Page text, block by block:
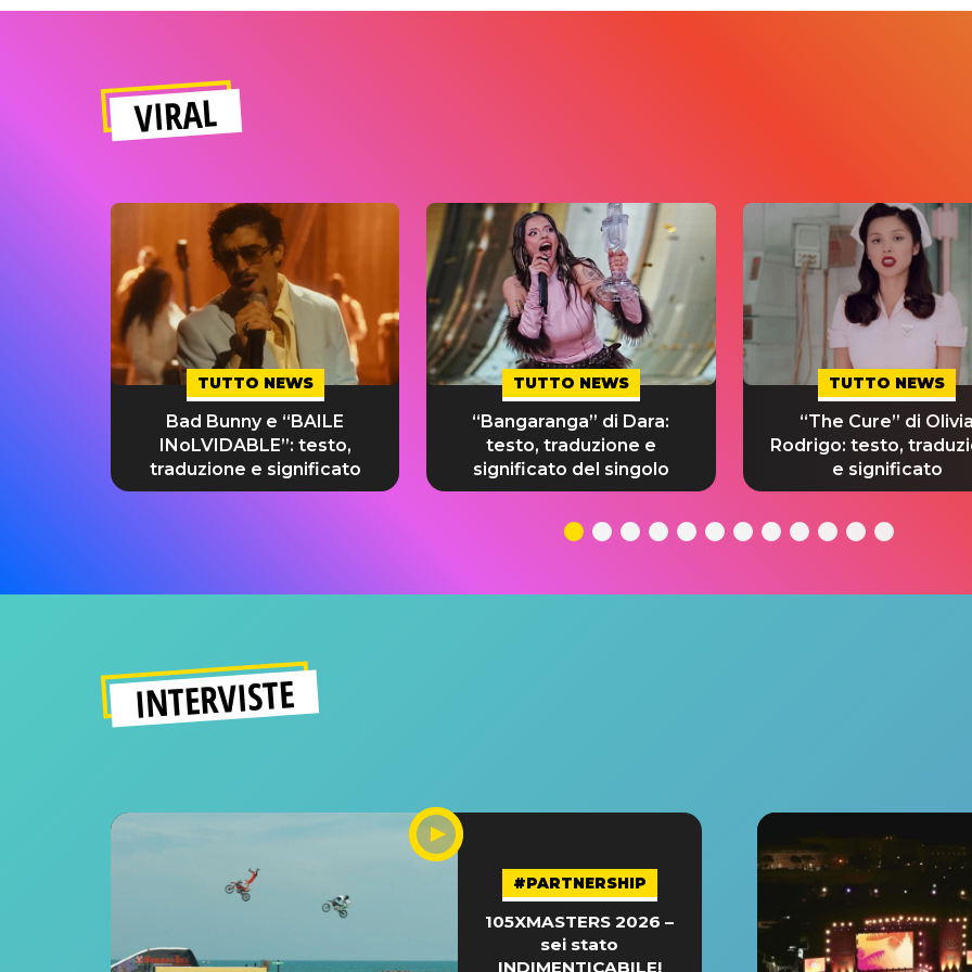
VIRAL
TUTTO NEWS
Bad Bunny e “BAILE
INoLVIDABLE”: testo,
traduzione e significato
TUTTO NEWS
“Bangaranga” di Dara:
testo, traduzione e
significato del singolo
TUTTO NEWS
“The Cure” di Olivia
Rodrigo: testo,
e significato
INTERVISTE
#PARTNERSHIP
105XMASTERS 2026 –
sei stato
INDIMENTICABILE!